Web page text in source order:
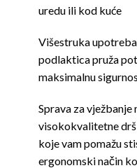
uredu ili kod kuće
Višestruka
podlaktica pruža
maksimalnu
Sprava za
visokokvalitetne
koje vam pomažu
ergonomski način